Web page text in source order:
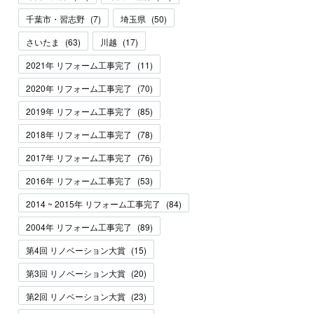
千葉市・習志野 (7) 埼玉県 (50)
さいたま
(63) 川越 (17)
2021年 リフォーム工事完了
(11)
2020年 リフォーム工事完了
(70)
2019年 リフォーム工事完了
(85)
2018年 リフォーム工事完了
(78)
2017年 リフォーム工事完了
(76)
2016年 リフォーム工事完了
(53)
2014 ~ 2015年 リフォーム工事完了
(84)
2004年 リフォーム工事完了
(89)
第4回 リノベーション大賞 (15)
第3回 リノベーション大賞 (20)
第2回 リノベーション大賞 (23)